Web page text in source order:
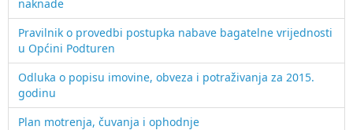
naknade
Pravilnik o provedbi postupka nabave bagatelne vrijednosti
u Općini Podturen
Odluka o popisu imovine, obveza i potraživanja za 2015.
godinu
Plan motrenja, čuvanja i ophodnje